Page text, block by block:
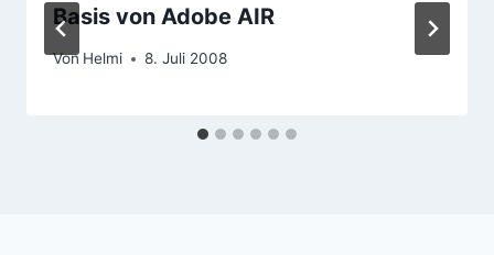
Basis von Adobe AIR
Von Helmi 8. Juli 2008